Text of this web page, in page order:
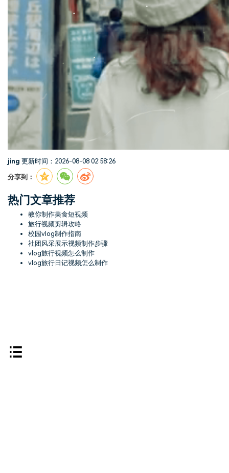
jing 更新时间：2026-08-08 02:58:26
分享到：
热门文章推荐
教你制作美食短视频
旅行视频剪辑攻略
校园vlog制作指南
社团风采展示视频制作步骤
vlog旅行视频怎么制作
vlog旅行日记视频怎么制作